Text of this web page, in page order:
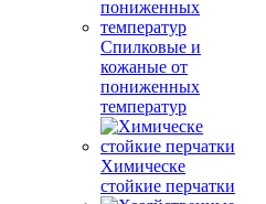
Спилковые и
кожаные от
пониженных
температур
Химическе
стойкие перчатки